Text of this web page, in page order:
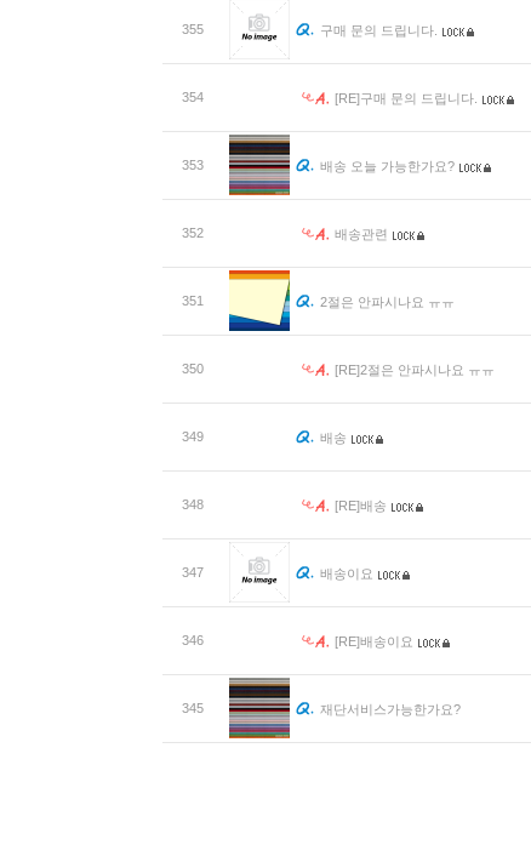
355 구매 문의 드립니다.
354 [RE]구매 문의 드립니다.
353 배송 오늘 가능한가요?
352 배송관련
351 2절은 안파시나요 ㅠㅠ
350 [RE]2절은 안파시나요 ㅠㅠ
349 배송
348 [RE]배송
347 배송이요
346 [RE]배송이요
345 재단서비스가능한가요?